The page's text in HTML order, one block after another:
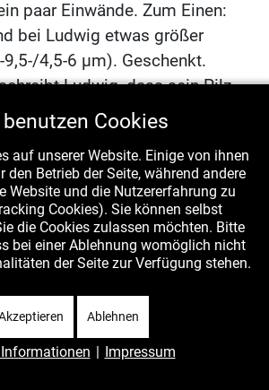
paar Einwände. Zum Einen:
bei Ludwig etwas größer
9,5-/4,5-6 µm). Geschenkt.
Ludwig, dass sein Pilz
direkt und schnell
ebenfalls der ganze Pilz, aber
und langsam, und keinesfalls
Nun ja. Drittens sind laut
„schmutzig ocker“, von
wie der Hut (was ihn zum
ich nicht unbedingt
würde, ich finde die Lamellen
Ludwigs Aquarell finde
Cookies
auf unserer Website. Einige von ihnen
den Betrieb der Seite, während andere
Website und die Nutzererfahrung zu
Cookies). Sie können selbst
die Cookies zulassen möchten. Bitte
bei einer Ablehnung womöglich nicht
der Seite zur Verfügung stehen.
Ablehnen
| Impressum